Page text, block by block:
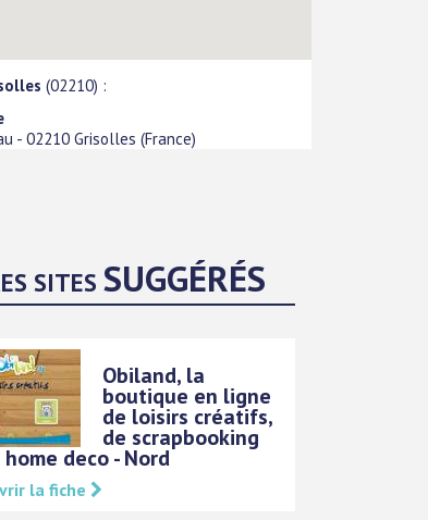
(02210) :
-02210 Grisolles (France)
SITESSUGGÉRÉS
Obiland, la
boutique en ligne
de loisirs créatifs,
de scrapbooking
deco - Nord
la fiche